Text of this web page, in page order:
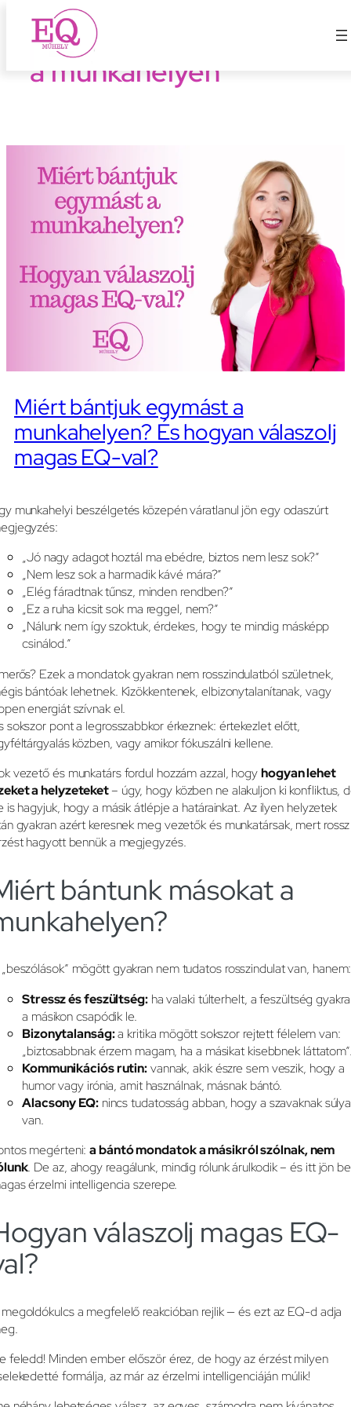
Ugrás
tartalomhoz
Miért bántjuk egymást
a munkahelyen
Miért bántjuk egymást a
munkahelyen? És hogyan válaszolj
magas EQ-val?
munkahelyi beszélgetés közepén váratlanul jön egy odaszúrt
„Jó nagy adagot hoztál ma ebédre, biztos nem lesz sok?”
„Nem lesz sok a harmadik kávé mára?”
„Elég fáradtnak tűnsz, minden rendben?”
„Ez a ruha kicsit sok ma reggel, nem?”
„Nálunk nem így szoktuk, érdekes, hogy te mindig másképp
csinálod.”
Ezek a mondatok gyakran nem rosszindulatból születnek,
bántóak lehetnek. Kizökkentenek, elbizonytalanítanak, vagy
energiát szívnak el.
sokszor pont a legrosszabbkor érkeznek: értekezlet előtt,
közben, vagy amikor fókuszálni kellene.
vezető és munkatárs fordul hozzám azzal, hogyhogyan lehet
a helyzeteket– úgy, hogy közben ne alakuljon ki konfliktus,
is hagyjuk, hogy a másik átlépje a határainkat. Az ilyen helyzetek
gyakran azért keresnek meg vezetők és munkatársak, mert rossz
hagyott bennük a megjegyzés.
bántunk másokat a
mögött gyakran nem tudatos rosszindulat van, hanem:
Stressz és feszültség:ha valaki túlterhelt, a feszültség
a másikon csapódik le.
Bizonytalanság:a kritika mögött sokszor rejtett félelem van:
„biztosabbnak érzem magam, ha a másikat kisebbnek
Kommunikációs rutin:vannak, akik észre sem veszik, hogy a
humor vagy irónia, amit használnak, másnak bántó.
Alacsony EQ:nincs tudatosság abban, hogy a szavaknak súlya
van.
megérteni:a bántó mondatok a másikról szólnak, nem
. De az, ahogy reagálunk, mindig rólunk árulkodik – és itt jön
érzelmi intelligencia szerepe.
válaszolj magas EQ-
a megfelelő reakcióban rejlik — és ezt az EQ-d adja
feledd! Minden ember először érez, de hogy az érzést milyen
formálja, az már az érzelmi intelligenciáján múlik!